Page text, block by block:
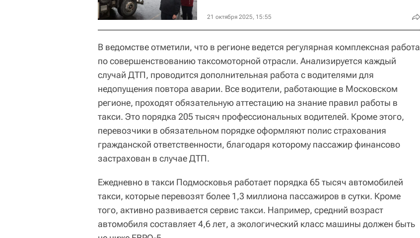
21 октября 2025, 15:55
В ведомстве отметили, что в регионе ведется регулярная комплексная работа
по совершенствованию таксомоторной отрасли. Анализируется каждый
случай ДТП, проводится дополнительная работа с водителями для
недопущения повтора аварии. Все водители, работающие в Московском
регионе, проходят обязательную аттестацию на знание правил работы в
такси. Это порядка 205 тысяч профессиональных водителей. Кроме этого,
перевозчики в обязательном порядке оформляют полис страхования
гражданской ответственности, благодаря которому пассажир финансово
застрахован в случае ДТП.
Ежедневно в такси Подмосковья работает порядка 65 тысяч автомобилей
такси, которые перевозят более 1,3 миллиона пассажиров в сутки. Кроме
того, активно развивается сервис такси. Например, средний возраст
автомобиля составляет 4,6 лет, а экологический класс машины должен быть